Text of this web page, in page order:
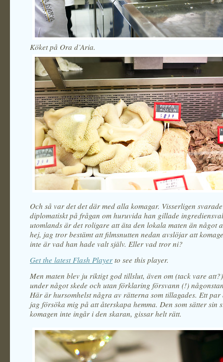
Köket på Ora d’Aria.
Och så var det det där med alla komagar. Visserligen
diplomatiskt på frågan om huruvida han gillade
utomlands är det roligare att äta den lokala maten än något
hej, jag tror bestämt att filmsnutten nedan avslöjar att
inte är vad han hade valt själv. Eller vad tror ni?
Get the latest Flash Playerto see this player.
Men maten blev ju riktigt god tillslut, även om (tack vare
under något skede och utan förklaring försvann (!)
Här är hursomhelst några av rätterna som tillagades. Ett par
jag försöka mig på att återskapa hemma. Den som sätter sin
komagen inte ingår i den skaran, gissar helt rätt.